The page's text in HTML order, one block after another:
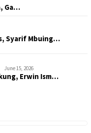
Ga…
Syarif Mbuing…
June 15, 2026
Erwin Ism…